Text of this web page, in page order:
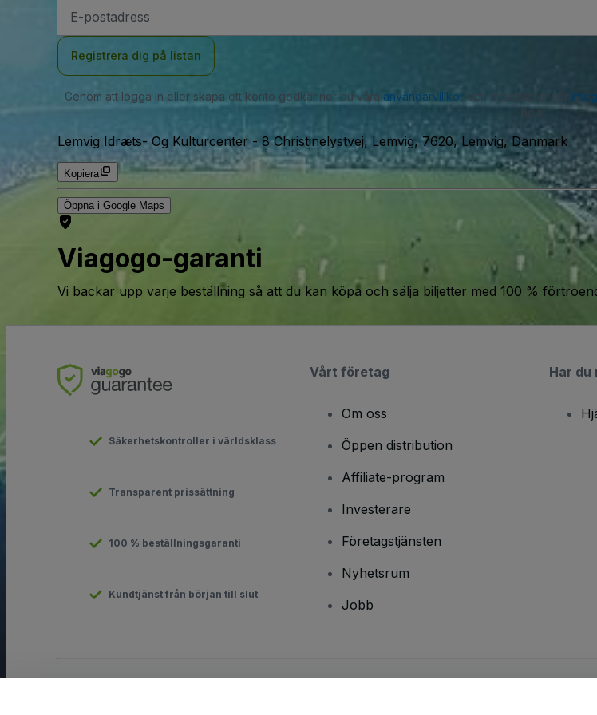
postadress
Registrera dig på listan
Genom att logga in eller skapa ett konto godkänner du våra användarvillkoroch accepterar vår
helst.
Lemvig Idræts- Og Kulturcenter- 8 Christinelystvej, Lemvig, 7620, Lemvig, Danmark
Kopiera
Öppna i Google Maps
Viagogo-garanti
Vi backar upp varje beställning så att du kan köpa och sälja biljetter med 100 %
Säkerhetskontroller i världsklass
Transparent prissättning
100 % beställningsgaranti
Kundtjänst från början till slut
Vårt företag
Om oss
Öppen distribution
Affiliate-program
Investerare
Företagstjänsten
Nyhetsrum
Jobb
Har du